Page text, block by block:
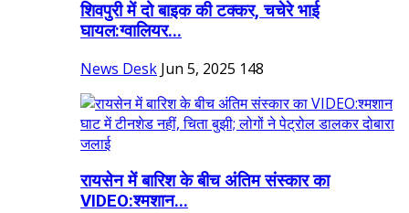
शिवपुरी में दो बाइक की टक्कर, चचेरे भाई
घायल:ग्वालियर...
News Desk Jun 5, 2025 148
रायसेन में बारिश के बीच अंतिम संस्कार का
VIDEO:श्मशान...